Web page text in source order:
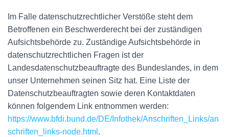
Im Falle datenschutzrechtlicher Verstöße steht dem
Betroffenen ein Beschwerderecht bei der zuständigen
Aufsichtsbehörde zu. Zuständige Aufsichtsbehörde in
datenschutzrechtlichen Fragen ist der
Landesdatenschutzbeauftragte des Bundeslandes, in dem
unser Unternehmen seinen Sitz hat. Eine Liste der
Datenschutzbeauftragten sowie deren Kontaktdaten
können folgendem Link entnommen werden:
https://www.bfdi.bund.de/DE/Infothek/Anschriften_Links/an
schriften_links-node.html .